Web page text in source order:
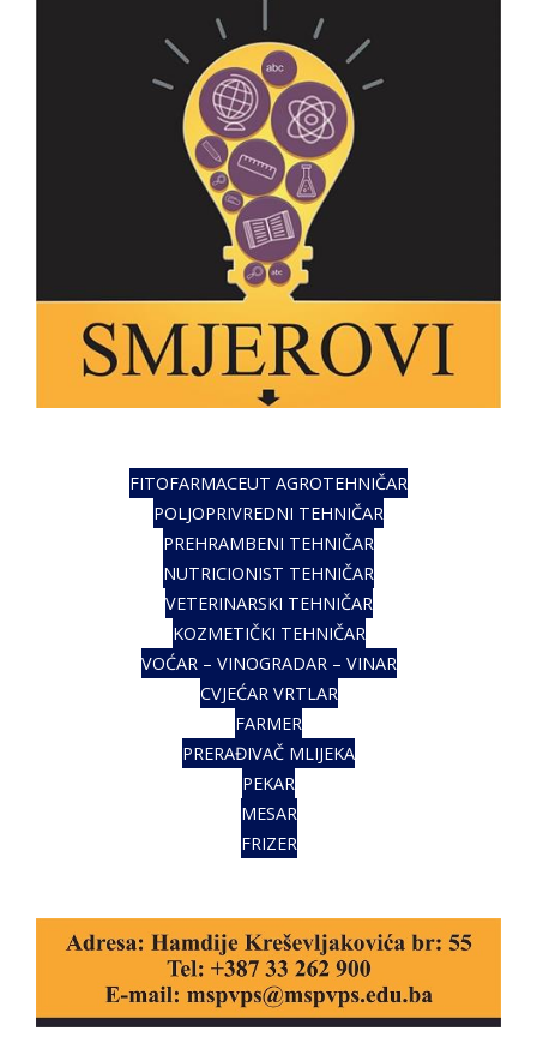
FITOFARMACEUT AGROTEHNIČAR
POLJOPRIVREDNI TEHNIČAR
PREHRAMBENI TEHNIČAR
NUTRICIONIST TEHNIČAR
VETERINARSKI TEHNIČAR
KOZMETIČKI TEHNIČAR
VOĆAR – VINOGRADAR – VINAR
CVJEĆAR VRTLAR
FARMER
PRERAĐIVAČ MLIJEKA
PEKAR
MESAR
FRIZER